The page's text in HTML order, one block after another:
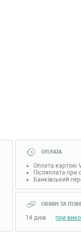
ОПЛАТА
Оплата картою
Післяплата при
Банківський
ОБМІН ТА
14 днів при